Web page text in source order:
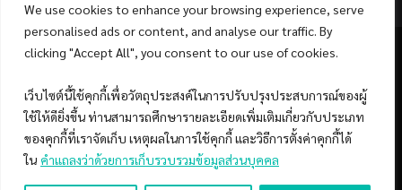
We use cookies to enhance your browsing experience, serve
personalised ads or content, and analyse our traffic. By
clicking "Accept All", you consent to our use of cookies.
เว็บไซต์นี้ใช้คุกกี้เพื่อวัตถุประสงค์ในการปรับปรุงประสบการณ์ของผู้
ใช้ให้ดียิ่งขึ้น ท่านสามารถศึกษารายละเอียดเพิ่มเติมเกี่ยวกับประเภท
ของคุกกี้ที่เราจัดเก็บ เหตุผลในการใช้คุกกี้ และวิธีการตั้งค่าคุกกี้ได้
ใน คำแถลงว่าด้วยการเก็บรวบรวมข้อมูลส่วนบุคคล
FacebookYouTube
© 2026 Copyright by SiamQuant.